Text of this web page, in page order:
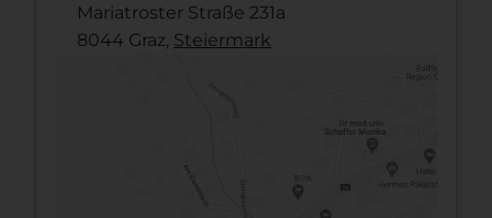
Mariatroster Straße 231a
8044 Graz, Steier­mark